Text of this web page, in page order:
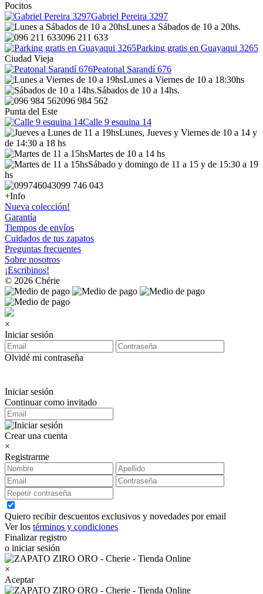
Pocitos
Gabriel Pereira 3297
Lunes a Sábados de 10 a 20hs.
096 211 633
Parking gratis en Guayaqui 3265
Ciudad Vieja
Peatonal Sarandí 676
Lunes a Viernes de 10 a 18:30hs
Sábados de 10 a 14hs.
096 984 562
Punta del Este
Calle 9 esquina 14
Lunes, Jueves y Viernes de 10 a 14 y
de 14:30 a 18 hs
Martes de 10 a 14 hs
Sábado y domingo de 11 a 15 y de 15:30 a 19
hs
099 746 043
+Info
Nueva colección!
Garantía
Tiempos de envíos
Cuidados de tus zapatos
Preguntas frecuentes
Sobre nosotros
¡Escribinos!
© 2026 Chérie
×
Iniciar sesión
Olvidé mi contraseña
Iniciar sesión
Continuar como invitado
Crear una cuenta
×
Registrarme
Quiero recibir descuentos exclusivos y novedades por email
Ver los términos y condiciones
Finalizar registro
o iniciar sesión
×
Aceptar